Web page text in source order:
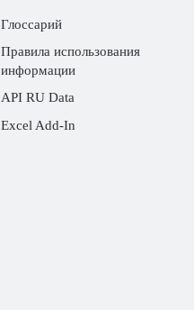
Глоссарий
Правила использования
информации
API RU Data
Excel Add-In